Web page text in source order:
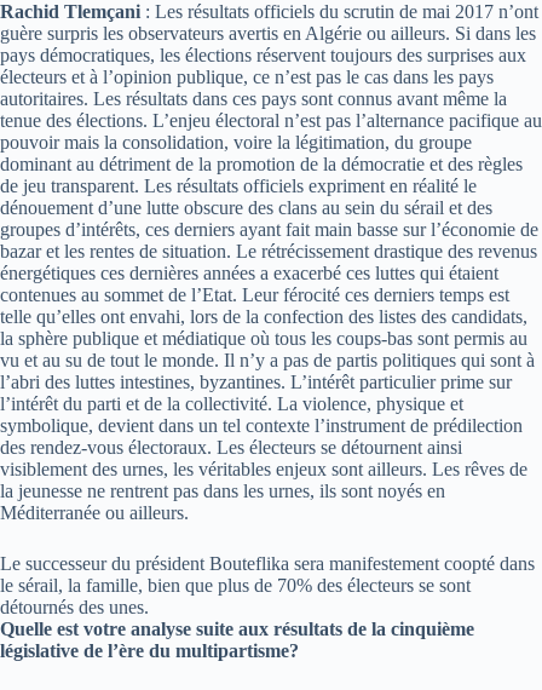
Rachid Tlemçani : Les résultats officiels du scrutin de mai 2017 n’ont
guère surpris les observateurs avertis en Algérie ou ailleurs. Si dans les
pays démocratiques, les élections réservent toujours des surprises aux
électeurs et à l’opinion publique, ce n’est pas le cas dans les pays
autoritaires. Les résultats dans ces pays sont connus avant même la
tenue des élections. L’enjeu électoral n’est pas l’alternance pacifique au
pouvoir mais la consolidation, voire la légitimation, du groupe
dominant au détriment de la promotion de la démocratie et des règles
de jeu transparent. Les résultats officiels expriment en réalité le
dénouement d’une lutte obscure des clans au sein du sérail et des
groupes d’intérêts, ces derniers ayant fait main basse sur l’économie de
bazar et les rentes de situation. Le rétrécissement drastique des revenus
énergétiques ces dernières années a exacerbé ces luttes qui étaient
contenues au sommet de l’Etat. Leur férocité ces derniers temps est
telle qu’elles ont envahi, lors de la confection des listes des candidats,
la sphère publique et médiatique où tous les coups-bas sont permis au
vu et au su de tout le monde. Il n’y a pas de partis politiques qui sont à
l’abri des luttes intestines, byzantines. L’intérêt particulier prime sur
l’intérêt du parti et de la collectivité. La violence, physique et
symbolique, devient dans un tel contexte l’instrument de prédilection
des rendez-vous électoraux. Les électeurs se détournent ainsi
visiblement des urnes, les véritables enjeux sont ailleurs. Les rêves de
la jeunesse ne rentrent pas dans les urnes, ils sont noyés en
Méditerranée ou ailleurs.
Le successeur du président Bouteflika sera manifestement coopté dans
le sérail, la famille, bien que plus de 70% des électeurs se sont
détournés des unes.
Quelle est votre analyse suite aux résultats de la cinquième
législative de l’ère du multipartisme?